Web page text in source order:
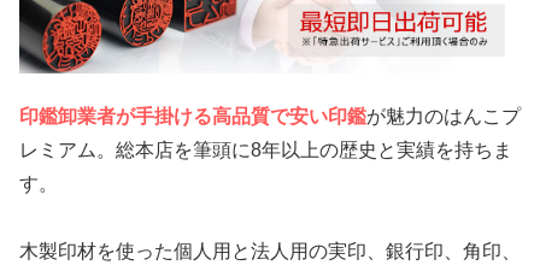
印鑑卸業者が手掛ける高品質で安い印鑑が魅力のはんこプ
レミアム。総本店を筆頭に8年以上の歴史と実績を持ちま
す。
木製印材を使った個人用と法人用の実印、銀行印、角印、